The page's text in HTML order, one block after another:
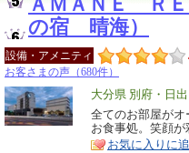
ＡＭＡＮＥ Ｒ
の宿 晴海）
設備・アメニティ
お客さまの声（680件）
エ
リ
ア
大分県 別府・日出
特
徴
全てのお部屋が
お食事処。笑顔
お気に入りに